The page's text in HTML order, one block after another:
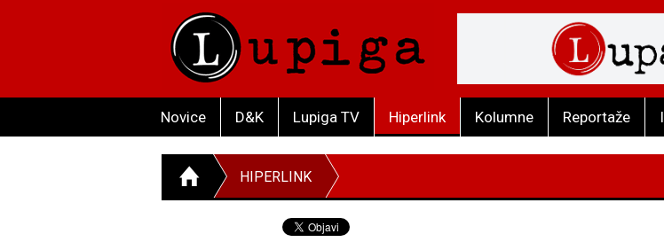
Novice D&K Lupiga TV Hiperlink Kolumne Reportaže
HIPERLINK